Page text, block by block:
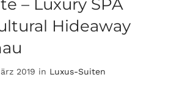
Hideaway
2019 in Luxus-Suiten